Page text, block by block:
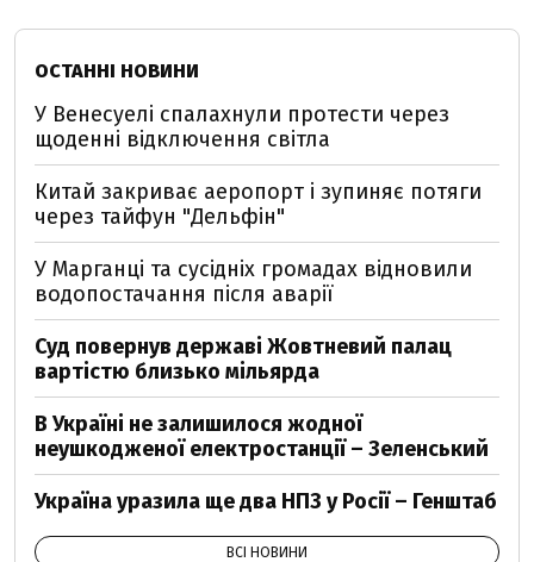
ОСТАННІ НОВИНИ
У Венесуелі спалахнули протести через
щоденні відключення світла
Китай закриває аеропорт і зупиняє потяги
через тайфун "Дельфін"
У Марганці та сусідніх громадах відновили
водопостачання після аварії
Суд повернув державі Жовтневий палац
вартістю близько мільярда
В Україні не залишилося жодної
неушкодженої електростанції – Зеленський
Україна уразила ще два НПЗ у Росії – Генштаб
ВСІ НОВИНИ